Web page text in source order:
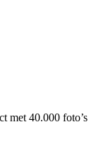
met 40.000 foto’s